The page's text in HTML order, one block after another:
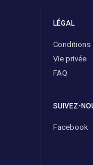
LÉGAL
Conditions
Vie privée
FAQ
SUIVEZ-
Facebook